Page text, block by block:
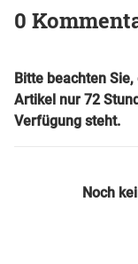
0
Bitte beachten
Artikel nur 72
Verfügung steht.
Noch